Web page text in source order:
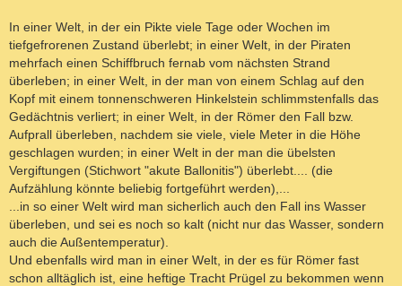
In einer Welt, in der ein Pikte viele Tage oder Wochen im
tiefgefrorenen Zustand überlebt; in einer Welt, in der Piraten
mehrfach einen Schiffbruch fernab vom nächsten Strand
überleben; in einer Welt, in der man von einem Schlag auf den
Kopf mit einem tonnenschweren Hinkelstein schlimmstenfalls das
Gedächtnis verliert; in einer Welt, in der Römer den Fall bzw.
Aufprall überleben, nachdem sie viele, viele Meter in die Höhe
geschlagen wurden; in einer Welt in der man die übelsten
Vergiftungen (Stichwort "akute Ballonitis") überlebt.... (die
Aufzählung könnte beliebig fortgeführt werden),...
...in so einer Welt wird man sicherlich auch den Fall ins Wasser
überleben, und sei es noch so kalt (nicht nur das Wasser, sondern
auch die Außentemperatur).
Und ebenfalls wird man in einer Welt, in der es für Römer fast
schon alltäglich ist, eine heftige Tracht Prügel zu bekommen wenn